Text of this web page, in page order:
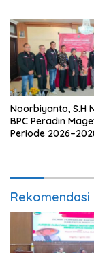
Noorbiyanto, S.H
BPC Peradin
Periode
Rekomendasi